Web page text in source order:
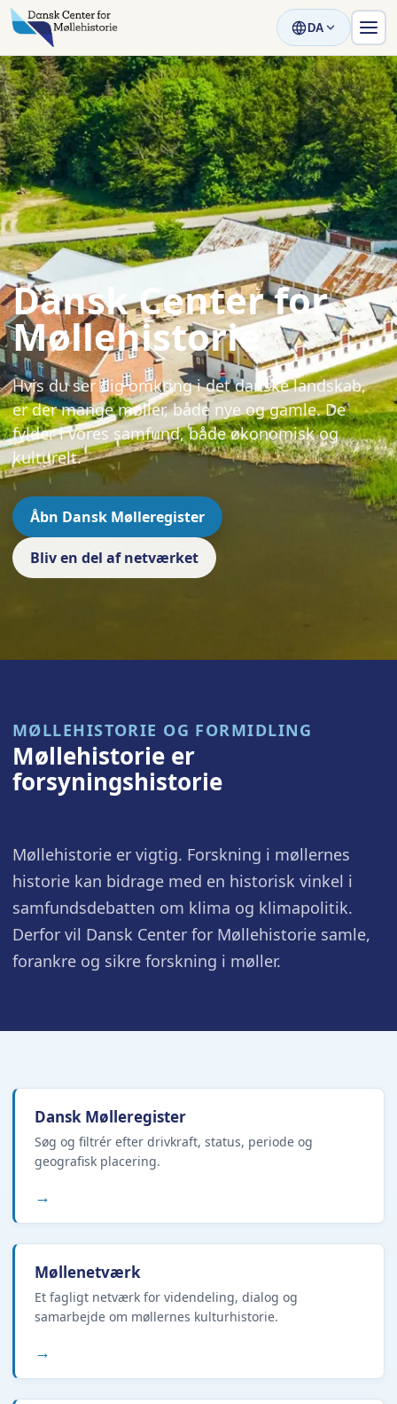
DA
Dansk Center for
Møllehistorie
Hvis du ser dig omkring i det danske landskab,
er der mange møller, både nye og gamle. De
fylder i vores samfund, både økonomisk og
kulturelt.
Åbn Dansk Mølleregister
Bliv en del af netværket
MØLLEHISTORIE OG FORMIDLING
Møllehistorie er
forsyningshistorie
Møllehistorie er vigtig. Forskning i møllernes
historie kan bidrage med en historisk vinkel i
samfundsdebatten om klima og klimapolitik.
Derfor vil Dansk Center for Møllehistorie samle,
forankre og sikre forskning i møller.
Dansk Mølleregister
Søg og filtrér efter drivkraft, status, periode og
geografisk placering.
→
Møllenetværk
Et fagligt netværk for videndeling, dialog og
samarbejde om møllernes kulturhistorie.
→